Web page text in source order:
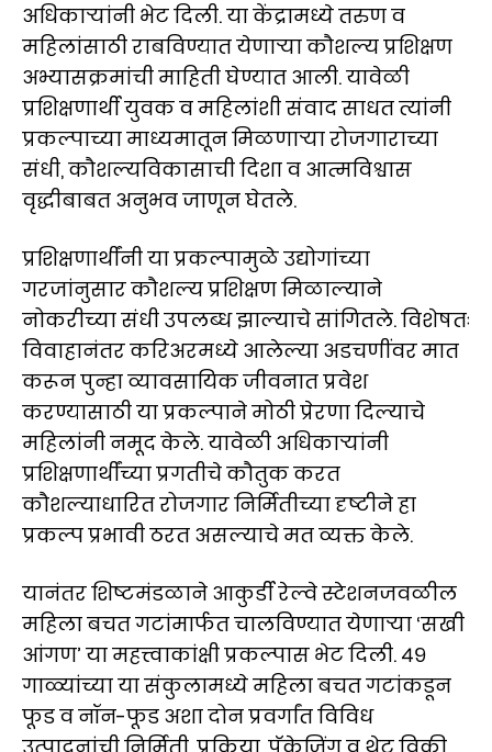
अधिकाऱ्यांनी भेट दिली. या केंद्रामध्ये तरुण व
महिलांसाठी राबविण्यात येणाऱ्या कौशल्य प्रशिक्षण
अभ्यासक्रमांची माहिती घेण्यात आली. यावेळी
प्रशिक्षणार्थी युवक व महिलांशी संवाद साधत त्यांनी
प्रकल्पाच्या माध्यमातून मिळणाऱ्या रोजगाराच्या
संधी, कौशल्यविकासाची दिशा व आत्मविश्वास
वृद्धीबाबत अनुभव जाणून घेतले.
प्रशिक्षणार्थींनी या प्रकल्पामुळे उद्योगांच्या
गरजांनुसार कौशल्य प्रशिक्षण मिळाल्याने
नोकरीच्या संधी उपलब्ध झाल्याचे सांगितले. विशेषतः
विवाहानंतर करिअरमध्ये आलेल्या अडचणींवर मात
करून पुन्हा व्यावसायिक जीवनात प्रवेश
करण्यासाठी या प्रकल्पाने मोठी प्रेरणा दिल्याचे
महिलांनी नमूद केले. यावेळी अधिकाऱ्यांनी
प्रशिक्षणार्थींच्या प्रगतीचे कौतुक करत
कौशल्याधारित रोजगार निर्मितीच्या दृष्टीने हा
प्रकल्प प्रभावी ठरत असल्याचे मत व्यक्त केले.
यानंतर शिष्टमंडळाने आकुर्डी रेल्वे स्टेशनजवळील
महिला बचत गटांमार्फत चालविण्यात येणाऱ्या ‘सखी
आंगण’ या महत्त्वाकांक्षी प्रकल्पास भेट दिली. ४९
गाळ्यांच्या या संकुलामध्ये महिला बचत गटांकडून
फूड व नॉन-फूड अशा दोन प्रवर्गांत विविध